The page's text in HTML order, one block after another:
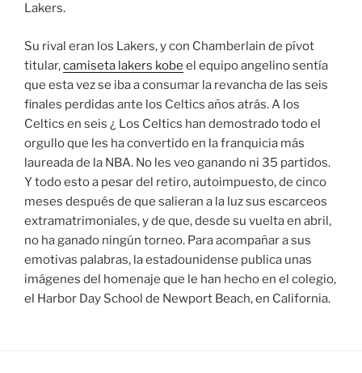
Lakers.
Su rival eran los Lakers, y con Chamberlain de pívot
titular,camiseta lakers kobe el equipo angelino sentía
que esta vez se iba a consumar la revancha de las seis
finales perdidas ante los Celtics años atrás. A los
Celtics en seis ¿ Los Celtics han demostrado todo el
orgullo que les ha convertido en la franquicia más
laureada de la NBA. No les veo ganando ni 35 partidos.
Y todo esto a pesar del retiro, autoimpuesto, de cinco
meses después de que salieran a la luz sus escarceos
extramatrimoniales, y de que, desde su vuelta en abril,
no ha ganado ningún torneo. Para acompañar a sus
emotivas palabras, la estadounidense publica unas
imágenes del homenaje que le han hecho en el colegio,
el Harbor Day School de Newport Beach, en California.